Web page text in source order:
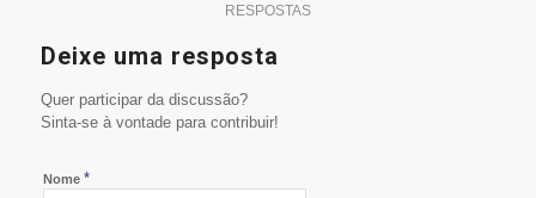
RESPOSTAS
Deixe uma resposta
Quer participar da discussão?
Sinta-se à vontade para contribuir!
Nome *